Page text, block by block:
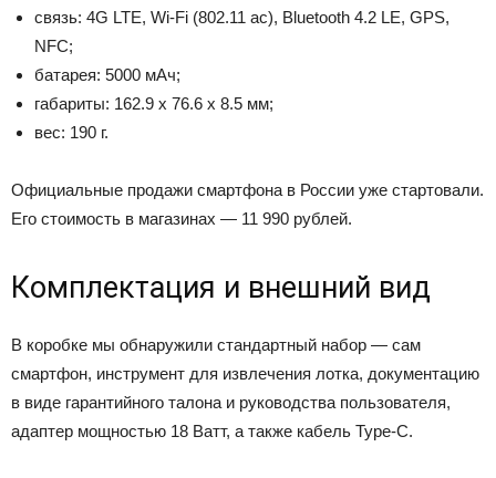
связь: 4G LTE, Wi-Fi (802.11 ac), Bluetooth 4.2 LE, GPS,
NFC;
батарея: 5000 мАч;
габариты: 162.9 х 76.6 х 8.5 мм;
вес: 190 г.
Официальные продажи смартфона в России уже стартовали.
Его стоимость в магазинах — 11 990 рублей.
Комплектация и внешний вид
В коробке мы обнаружили стандартный набор — сам
смартфон, инструмент для извлечения лотка, документацию
в виде гарантийного талона и руководства пользователя,
адаптер мощностью 18 Ватт, а также кабель Type-C.